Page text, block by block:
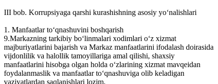
III bob. Korrupsiyaga qarshi kurashishning asosiy yo‘nalishlari
1. Manfaatlar to‘qnashuvini boshqarish
9.Markazning tarkibiy bo‘linmalari xodimlari o‘z xizmat
majburiyatlarini bajarish va Markaz manfaatlarini ifodalash doirasida
vijdonlilik va halollik tamoyillariga amal qilishi, shaxsiy
manfaatlarini hisobga olgan holda o‘zlarining xizmat mavqeidan
foydalanmaslik va manfaatlar to‘qnashuviga olib keladigan
vaziyatlardan saqlanishlari lozim.